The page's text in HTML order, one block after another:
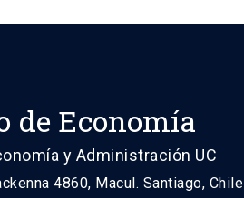
de Economía
y Administración UC
4860, Macul. Santiago, Chile